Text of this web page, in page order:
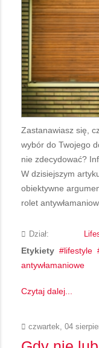
Zastanawiasz się,
wybór do Twojego
nie zdecydować?
W dzisiejszym
obiektywne
rolet
Dział:
Etykiety lifestyle
antywłamaniowe
Czytaj dalej...
czwartek, 04